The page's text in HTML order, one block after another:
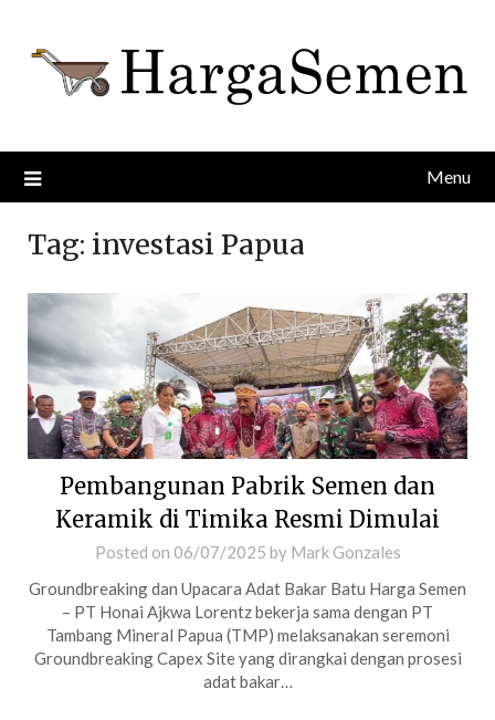
content
Menu
Tag: investasi Papua
Pembangunan Pabrik Semen dan
Keramik di Timika Resmi Dimulai
Posted on 06/07/2025 by Mark Gonzales
Groundbreaking dan Upacara Adat Bakar Batu Harga Semen
– PT Honai Ajkwa Lorentz bekerja sama dengan PT
Tambang Mineral Papua (TMP) melaksanakan seremoni
Groundbreaking Capex Site yang dirangkai dengan prosesi
adat bakar…